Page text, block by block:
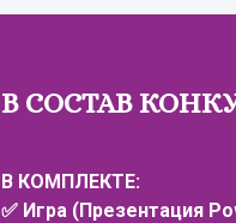
В СОСТАВ
В КОМПЛЕКТЕ:
✅ Игра (Презентация